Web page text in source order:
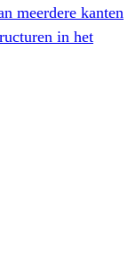
meerdere kanten
in het